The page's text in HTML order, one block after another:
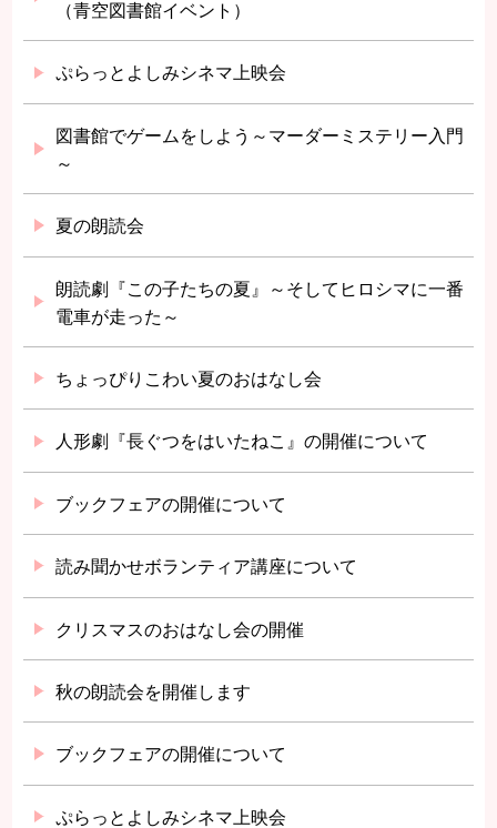
（青空図書館イベント）
ぷらっとよしみシネマ上映会
図書館でゲームをしよう～マーダーミステリー入門
～
夏の朗読会
朗読劇『この子たちの夏』～そしてヒロシマに一番
電車が走った～
ちょっぴりこわい夏のおはなし会
人形劇『長ぐつをはいたねこ』の開催について
ブックフェアの開催について
読み聞かせボランティア講座について
クリスマスのおはなし会の開催
秋の朗読会を開催します
ブックフェアの開催について
ぷらっとよしみシネマ上映会